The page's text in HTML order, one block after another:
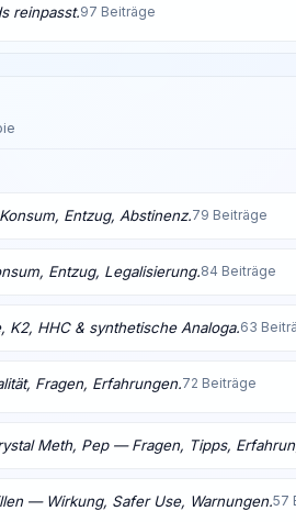
reinpasst.97 Beiträge
Entzug, Abstinenz.79 Beiträge
Entzug, Legalisierung.84 Beiträge
K2, HHC & synthetische Analoga.63
Fragen, Erfahrungen.72 Beiträge
Meth, Pep — Fragen, Tipps,
— Wirkung, Safer Use, Warnungen.57